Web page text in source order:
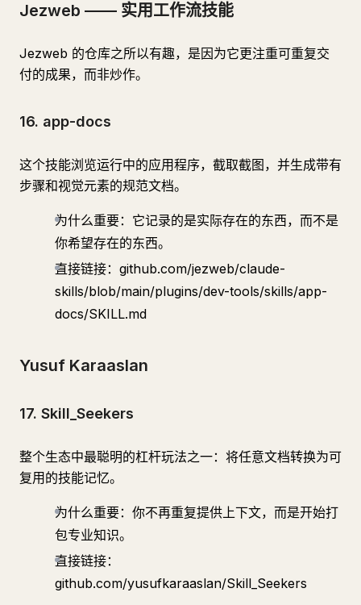
Jezweb —— 实用工作流技能
Jezweb 的仓库之所以有趣，是因为它更注重可重复交
付的成果，而非炒作。
16. app-docs
这个技能浏览运行中的应用程序，截取截图，并生成带有
步骤和视觉元素的规范文档。
为什么重要：它记录的是实际存在的东西，而不是
你希望存在的东西。
直接链接：github.com/jezweb/claude-
skills/blob/main/plugins/dev-tools/skills/app-
docs/SKILL.md
Yusuf Karaaslan
17. Skill_Seekers
整个生态中最聪明的杠杆玩法之一：将任意文档转换为可
复用的技能记忆。
为什么重要：你不再重复提供上下文，而是开始打
包专业知识。
直接链接：
github.com/yusufkaraaslan/Skill_Seekers